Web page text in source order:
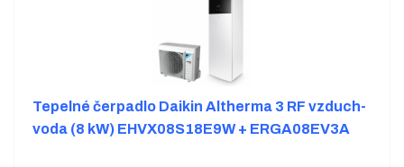
Tepelné čerpadlo Daikin Altherma 3 RF vzduch-
voda (8 kW) EHVX08S18E9W + ERGA08EV3A